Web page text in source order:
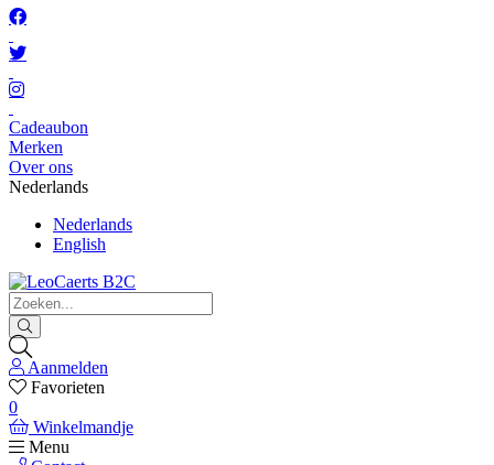
Cadeaubon
Merken
Over ons
Nederlands
Nederlands
English
Aanmelden
Favorieten
0
Winkelmandje
Menu